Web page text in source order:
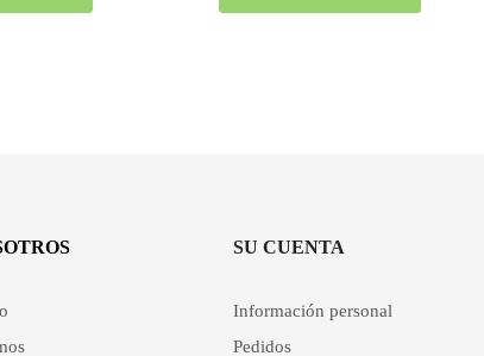
SU CUENTA
Información personal
Pedidos